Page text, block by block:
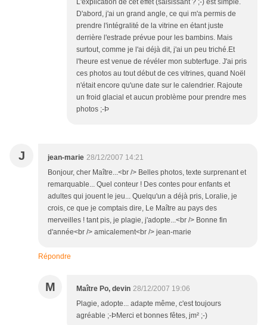
L'explication de cet effet (saisissant ? ;-) est simple.
D'abord, j'ai un grand angle, ce qui m'a permis de
prendre l'intégralité de la vitrine en étant juste
derrière l'estrade prévue pour les bambins. Mais
surtout, comme je l'ai déjà dit, j'ai un peu triché.Et
l'heure est venue de révéler mon subterfuge. J'ai pris
ces photos au tout début de ces vitrines, quand Noël
n'était encore qu'une date sur le calendrier. Rajoute
un froid glacial et aucun problème pour prendre mes
photos ;-Þ
J jean-marie 28/12/2007 14:21
Bonjour, cher Maître...<br /> Belles photos, texte surprenant et
remarquable... Quel conteur ! Des contes pour enfants et
adultes qui jouent le jeu... Quelqu'un a déjà pris, Loralie, je
crois, ce que je comptais dire, Le Maître au pays des
merveilles ! tant pis, je plagie, j'adopte...<br /> Bonne fin
d'année<br /> amicalement<br /> jean-marie
Répondre
M Maître Po, devin 28/12/2007 19:06
Plagie, adopte... adapte même, c'est toujours
agréable ;-ÞMerci et bonnes fêtes, jm² ;-)